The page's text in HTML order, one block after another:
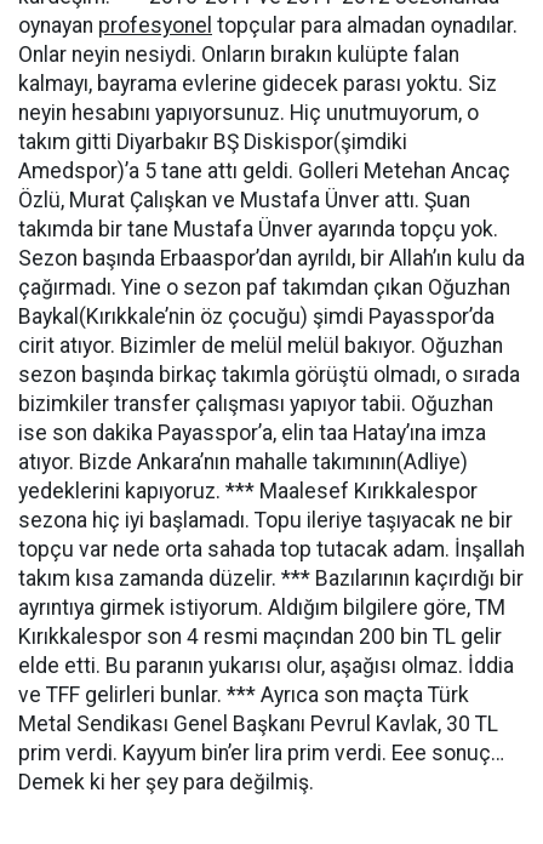
oynayan profesyonel topçular para almadan oynadılar.
Onlar neyin nesiydi. Onların bırakın kulüpte falan
kalmayı, bayrama evlerine gidecek parası yoktu. Siz
neyin hesabını yapıyorsunuz. Hiç unutmuyorum, o
takım gitti Diyarbakır BŞ Diskispor(şimdiki
Amedspor)’a 5 tane attı geldi. Golleri Metehan Ancaç
Özlü, Murat Çalışkan ve Mustafa Ünver attı. Şuan
takımda bir tane Mustafa Ünver ayarında topçu yok.
Sezon başında Erbaaspor’dan ayrıldı, bir Allah’ın kulu da
çağırmadı. Yine o sezon paf takımdan çıkan Oğuzhan
Baykal(Kırıkkale’nin öz çocuğu) şimdi Payasspor’da
cirit atıyor. Bizimler de melül melül bakıyor. Oğuzhan
sezon başında birkaç takımla görüştü olmadı, o sırada
bizimkiler transfer çalışması yapıyor tabii. Oğuzhan
ise son dakika Payasspor’a, elin taa Hatay’ına imza
atıyor. Bizde Ankara’nın mahalle takımının(Adliye)
yedeklerini kapıyoruz. *** Maalesef Kırıkkalespor
sezona hiç iyi başlamadı. Topu ileriye taşıyacak ne bir
topçu var nede orta sahada top tutacak adam. İnşallah
takım kısa zamanda düzelir. *** Bazılarının kaçırdığı bir
ayrıntıya girmek istiyorum. Aldığım bilgilere göre, TM
Kırıkkalespor son 4 resmi maçından 200 bin TL gelir
elde etti. Bu paranın yukarısı olur, aşağısı olmaz. İddia
ve TFF gelirleri bunlar. *** Ayrıca son maçta Türk
Metal Sendikası Genel Başkanı Pevrul Kavlak, 30 TL
prim verdi. Kayyum bin’er lira prim verdi. Eee sonuç…
Demek ki her şey para değilmiş.